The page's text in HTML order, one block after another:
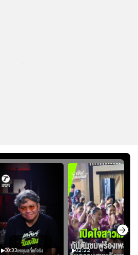
00:33 02:22